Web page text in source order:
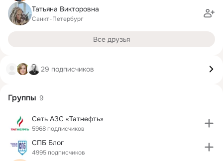
Татьяна Викторовна
Санкт-Петербург
Все друзья
29 подписчиков
Группы 9
Сеть АЗС «Татнефть»
5968 подписчиков
СПБ Блог
4995 подписчиков